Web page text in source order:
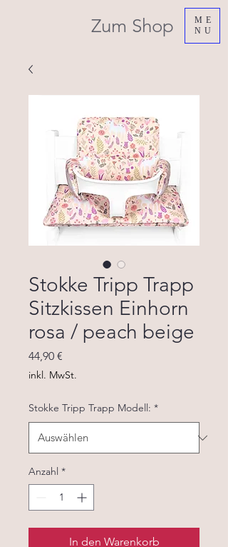
ME
NU
Zum Shop
Stokke Tripp Trapp
Sitzkissen Einhorn
rosa / peach beige
44,90 €
inkl. MwSt.
Stokke Tripp Trapp Modell: *
Anzahl *
In den Warenkorb